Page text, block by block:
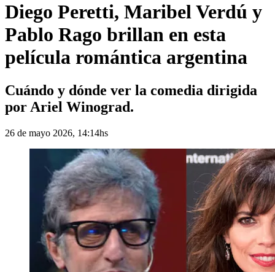
Diego Peretti, Maribel Verdú y
Pablo Rago brillan en esta
película romántica argentina
Cuándo y dónde ver la comedia dirigida
por Ariel Winograd.
26 de mayo 2026, 14:14hs